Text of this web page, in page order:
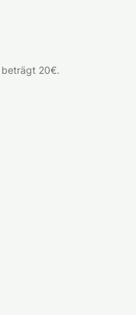
beträgt 20€.